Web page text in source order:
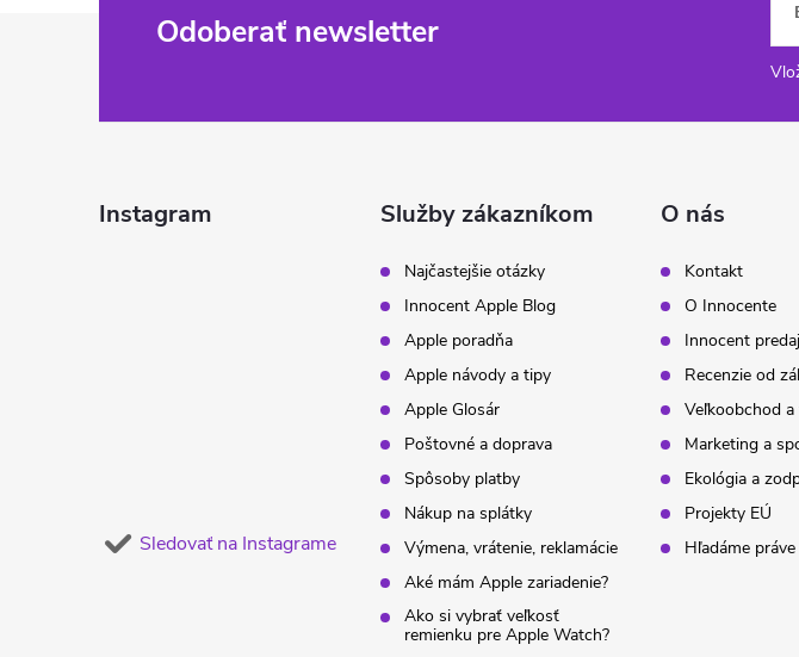
Odoberať newsletter
Instagram
Sledovať na Instagrame
Služby zákazníkom
Najčastejšie otázky
Innocent Apple Blog
Apple poradňa
Apple návody a tipy
Apple Glosár
Poštovné a doprava
Spôsoby platby
Nákup na splátky
Výmena, vrátenie, reklamácie
Aké mám Apple zariadenie?
Ako si vybrať veľkosť
remienku pre Apple Watch?
O nás
Kontakt
O Innocente
Innocent
Recenzie od
Veľkoobchod
Marketing a
Ekológia a
Projekty EÚ
Hľadáme